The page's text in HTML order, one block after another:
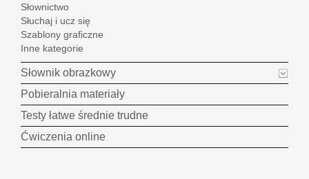
Słownictwo
Słuchaj i ucz się
Szablony graficzne
Inne kategorie
Słownik obrazkowy
Pobieralnia materiały
Testy łatwe średnie trudne
Ćwiczenia online